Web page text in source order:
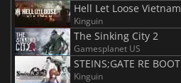
Hell Let Loose Vietnam
Kinguin
The Sinking City 2
Gamesplanet US
STEINS;GATE RE BOOT
Kinguin